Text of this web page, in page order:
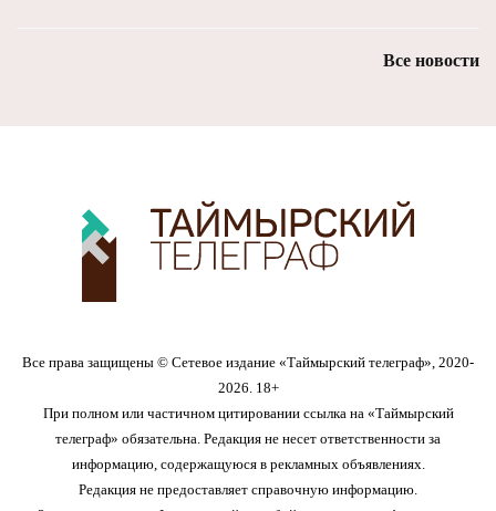
Все новости
Все права защищены © Сетевое издание «Таймырский телеграф», 2020-
2026. 18+
При полном или частичном цитировании ссылка на «Таймырский
телеграф» обязательна. Редакция не несет ответственности за
информацию, содержащуюся в рекламных объявлениях.
Редакция не предоставляет справочную информацию.